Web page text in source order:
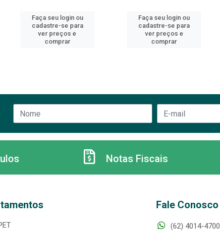
Faça seu login ou
cadastre-se para
ver preços e
comprar
Faça seu login ou
cadastre-se para
ver preços e
comprar
Notas Fiscais
Fale Conosco
(62) 4014-4700